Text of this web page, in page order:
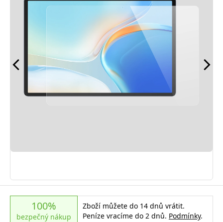
100%
bezpečný nákup
Zboží můžete do 14 dnů vrátit.
Peníze vracíme do 2 dnů. Podmínky.